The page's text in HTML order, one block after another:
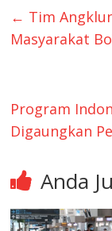
← Tim
Masyarakat
Program
Digaungkan
Anda